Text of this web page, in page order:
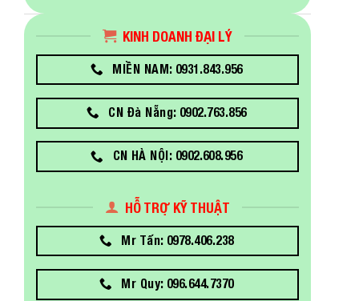
KINH DOANH ĐẠI LÝ
MIỀN NAM: 0931.843.956
CN Đà Nẵng: 0902.763.856
CN HÀ NỘI: 0902.608.956
HỖ TRỢ KỸ THUẬT
Mr Tấn: 0978.406.238
Mr Quy: 096.644.7370